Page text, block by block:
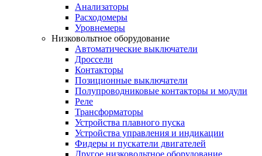
Анализаторы
Расходомеры
Уровнемеры
Низковольтное оборудование
Автоматические выключатели
Дроссели
Контакторы
Позиционные выключатели
Полупроводниковые контакторы и модули
Реле
Трансформаторы
Устройства плавного пуска
Устройства управления и индикации
Фидеры и пускатели двигателей
Другое низковольтное оборудование